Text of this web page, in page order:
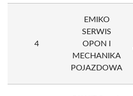
4
EMIKO
SERWIS
OPON I
MECHANIKA
POJAZDOWA